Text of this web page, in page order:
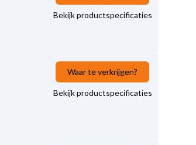
Bekijk productspecificaties
Waar te verkrijgen?
Bekijk productspecificaties